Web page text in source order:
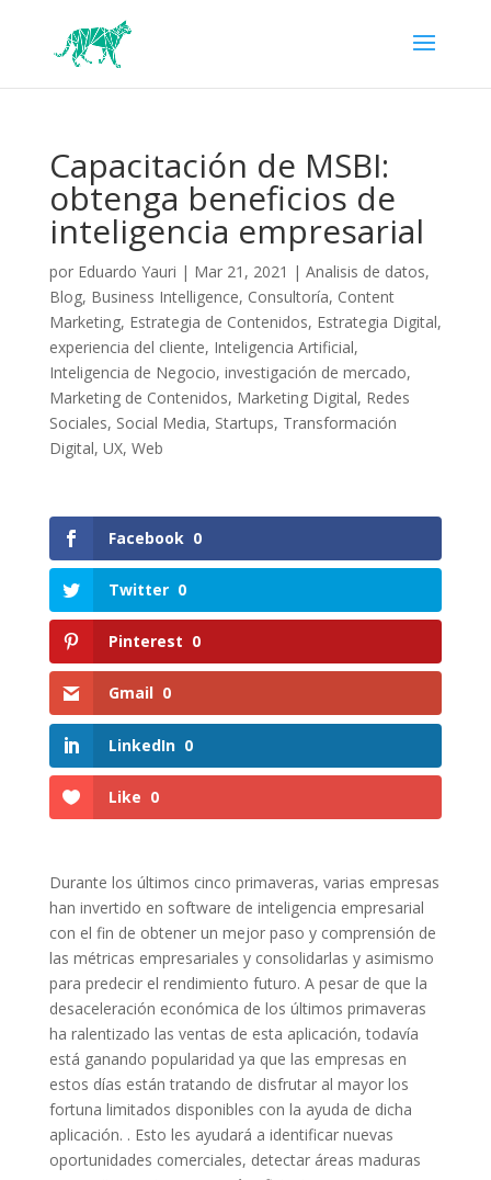
Capacitación de MSBI:
obtenga beneficios de
inteligencia empresarial
por Eduardo Yauri | Mar 21, 2021 | Analisis de datos,
Blog, Business Intelligence, Consultoría, Content
Marketing, Estrategia de Contenidos, Estrategia Digital,
experiencia del cliente, Inteligencia Artificial,
Inteligencia de Negocio, investigación de mercado,
Marketing de Contenidos, Marketing Digital, Redes
Sociales, Social Media, Startups, Transformación
Digital, UX, Web
Facebook 0
Twitter 0
Pinterest 0
Gmail 0
LinkedIn 0
Like 0
Durante los últimos cinco primaveras, varias empresas
han invertido en software de inteligencia empresarial
con el fin de obtener un mejor paso y comprensión de
las métricas empresariales y consolidarlas y asimismo
para predecir el rendimiento futuro. A pesar de que la
desaceleración económica de los últimos primaveras
ha ralentizado las ventas de esta aplicación, todavía
está ganando popularidad ya que las empresas en
estos días están tratando de disfrutar al mayor los
fortuna limitados disponibles con la ayuda de dicha
aplicación. . Esto les ayudará a identificar nuevas
oportunidades comerciales, detectar áreas maduras